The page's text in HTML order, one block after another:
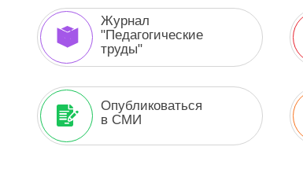
Журнал
"Педагогические
труды"
Опубликоваться
в СМИ